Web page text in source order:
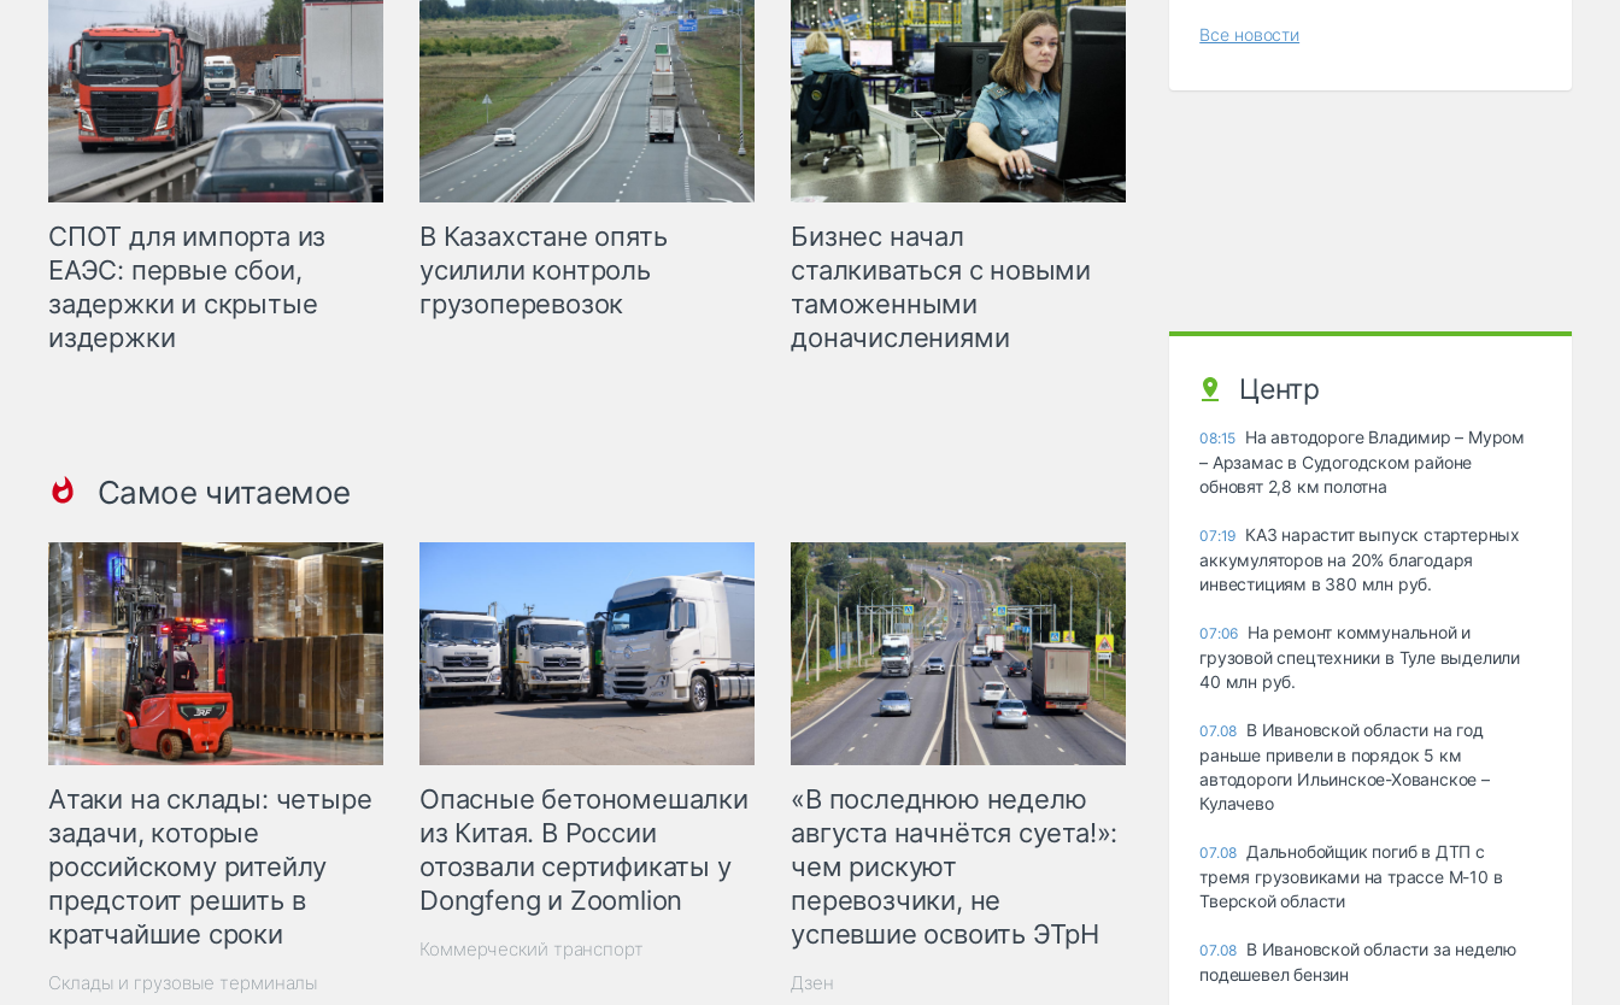
СПОТ для импорта из
ЕАЭС: первые сбои,
задержки и скрытые
издержки
В Казахстане опять
усилили контроль
грузоперевозок
Бизнес начал
сталкиваться с новыми
таможенными
доначислениями
Самое читаемое
Атаки на склады: четыре
задачи, которые
российскому ритейлу
предстоит решить в
кратчайшие сроки
Склады и грузовые терминалы
Опасные бетономешалки
из Китая. В России
отозвали сертификаты у
Dongfeng и Zoomlion
Коммерческий транспорт
«В последнюю неделю
августа начнётся суета!»:
чем рискуют
перевозчики, не
успевшие освоить ЭТрН
Дзен
Все новости
Центр
08:15 На автодороге Владимир – Муром
– Арзамас в Судогодском районе
обновят 2,8 км полотна
07:19 КАЗ нарастит выпуск стартерных
аккумуляторов на 20% благодаря
инвестициям в 380 млн руб.
07:06 На ремонт коммунальной и
грузовой спецтехники в Туле выделили
40 млн руб.
07.08 В Ивановской области на год
раньше привели в порядок 5 км
автодороги Ильинское-Хованское –
Кулачево
07.08 Дальнобойщик погиб в ДТП с
тремя грузовиками на трассе М-10 в
Тверской области
07.08 В Ивановской области за неделю
подешевел бензин